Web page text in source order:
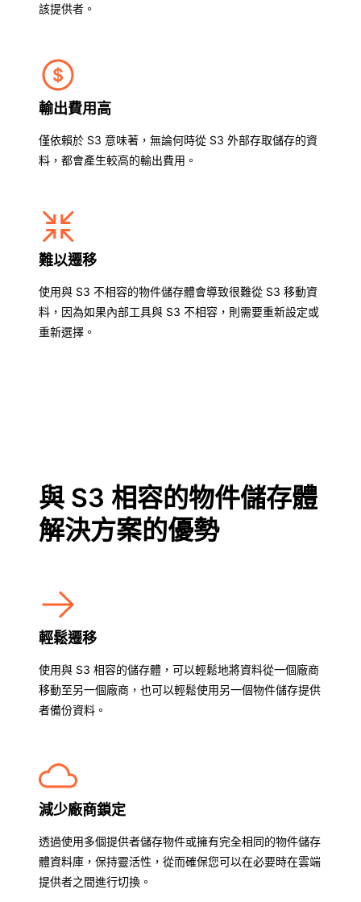
該提供者。
輸出費用高
僅依賴於 S3 意味著，無論何時從 S3 外部存取儲存的資
料，都會產生較高的輸出費用。
難以遷移
使用與 S3 不相容的物件儲存體會導致很難從 S3 移動資
料，因為如果內部工具與 S3 不相容，則需要重新設定或
重新選擇。
與 S3 相容的物件儲存體
解決方案的優勢
輕鬆遷移
使用與 S3 相容的儲存體，可以輕鬆地將資料從一個廠商
移動至另一個廠商，也可以輕鬆使用另一個物件儲存提供
者備份資料。
減少廠商鎖定
透過使用多個提供者儲存物件或擁有完全相同的物件儲存
體資料庫，保持靈活性，從而確保您可以在必要時在雲端
提供者之間進行切換。